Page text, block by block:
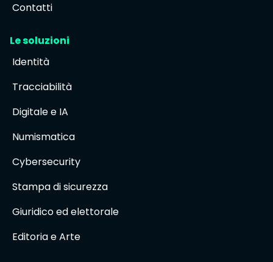
Contatti
Le soluzioni
Identità
Tracciabilità
Digitale e IA
Numismatica
Cybersecurity
Stampa di sicurezza
Giuridico ed elettorale
Editoria e Arte